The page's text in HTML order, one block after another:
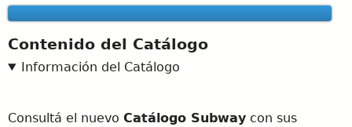
Contenido del Catálogo
Información del Catálogo
Consultá el nuevo Catálogo Subway con sus